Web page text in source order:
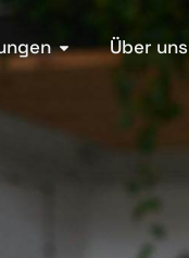
Über uns